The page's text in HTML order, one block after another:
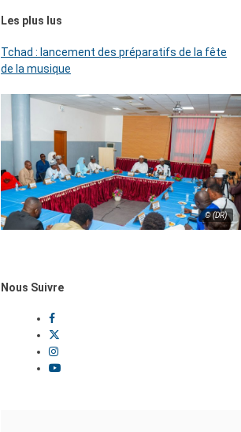
Les plus lus
Tchad : lancement des préparatifs de la fête
de la musique
© (DR)
Nous Suivre